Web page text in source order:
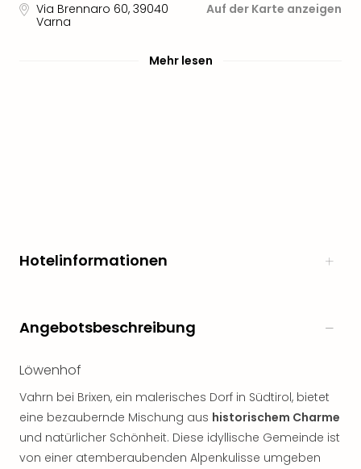
Via Brennaro 60, 39040
Varna
Auf der Karte anzeigen
Mehr lesen
Hotelinformationen
Angebotsbeschreibung
Löwenhof
Vahrn bei Brixen, ein malerisches Dorf in Südtirol, bietet
eine bezaubernde Mischung aus historischem Charme
und natürlicher Schönheit. Diese idyllische Gemeinde ist
von einer atemberaubenden Alpenkulisse umgeben